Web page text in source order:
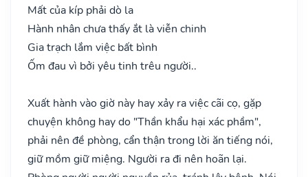
Mất của kíp phải dò la
Hành nhân chưa thấy ắt là viễn chinh
Gia trạch lắm việc bất bình
Ốm đau vì bởi yêu tinh trêu người..
Xuất hành vào giờ này hay xảy ra việc cãi cọ, gặp
chuyện không hay do "Thần khẩu hại xác phầm",
phải nên đề phòng, cẩn thận trong lời ăn tiếng nói,
giữ mồm giữ miệng. Người ra đi nên hoãn lại.